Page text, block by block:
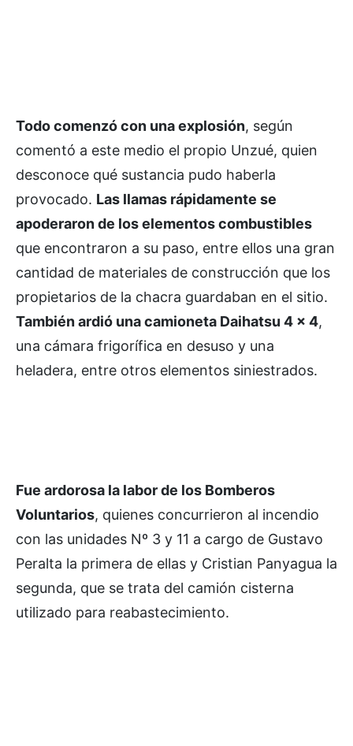
Todo comenzó con una explosión, según
comentó a este medio el propio Unzué, quien
desconoce qué sustancia pudo haberla
provocado. Las llamas rápidamente se
apoderaron de los elementos combustibles
que encontraron a su paso, entre ellos una gran
cantidad de materiales de construcción que los
propietarios de la chacra guardaban en el sitio.
También ardió una camioneta Daihatsu 4 x 4,
una cámara frigorífica en desuso y una
heladera, entre otros elementos siniestrados.
Fue ardorosa la labor de los Bomberos
Voluntarios, quienes concurrieron al incendio
con las unidades Nº 3 y 11 a cargo de Gustavo
Peralta la primera de ellas y Cristian Panyagua la
segunda, que se trata del camión cisterna
utilizado para reabastecimiento.